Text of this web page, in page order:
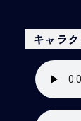
キャラ